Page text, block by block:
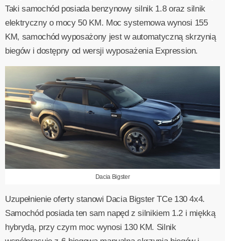
Taki samochód posiada benzynowy silnik 1.8 oraz silnik
elektryczny o mocy 50 KM. Moc systemowa wynosi 155
KM, samochód wyposażony jest w automatyczną skrzynią
biegów i dostępny od wersji wyposażenia Expression.
Dacia Bigster
Uzupełnienie oferty stanowi Dacia Bigster TCe 130 4x4.
Samochód posiada ten sam napęd z silnikiem 1.2 i miękką
hybrydą, przy czym moc wynosi 130 KM. Silnik